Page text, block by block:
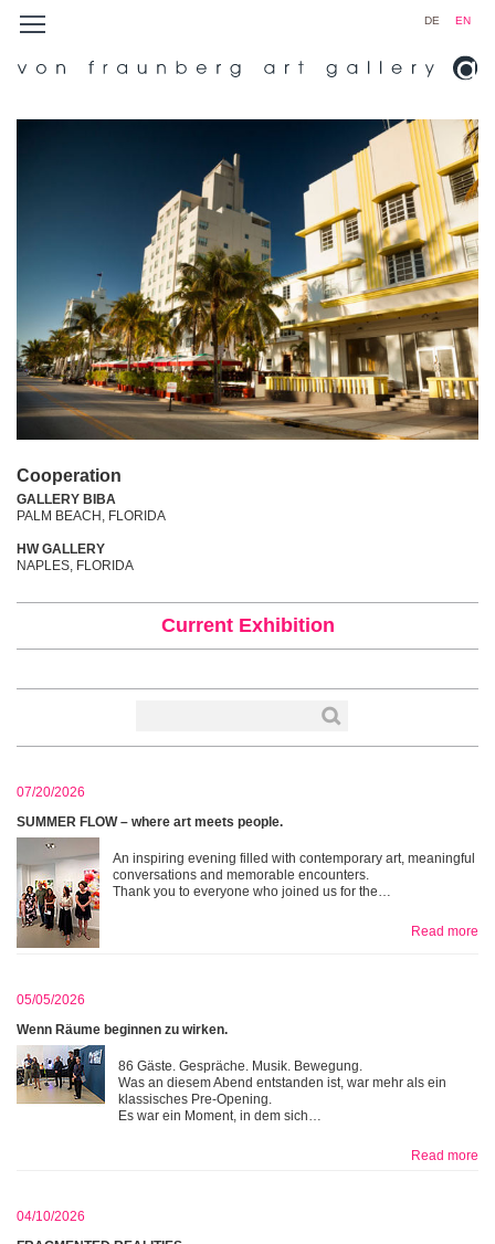
DE EN
Cooperation
GALLERY BIBA
PALM BEACH, FLORIDA
HW GALLERY
NAPLES, FLORIDA
Current Exhibition
07/20/2026
SUMMER FLOW – where art meets people.
An inspiring evening filled with contemporary art, meaningful
conversations and memorable encounters.
Thank you to everyone who joined us for the…
Read more
05/05/2026
Wenn Räume beginnen zu wirken.
86 Gäste. Gespräche. Musik. Bewegung.
Was an diesem Abend entstanden ist, war mehr als ein
klassisches Pre-Opening.
Es war ein Moment, in dem sich…
Read more
04/10/2026